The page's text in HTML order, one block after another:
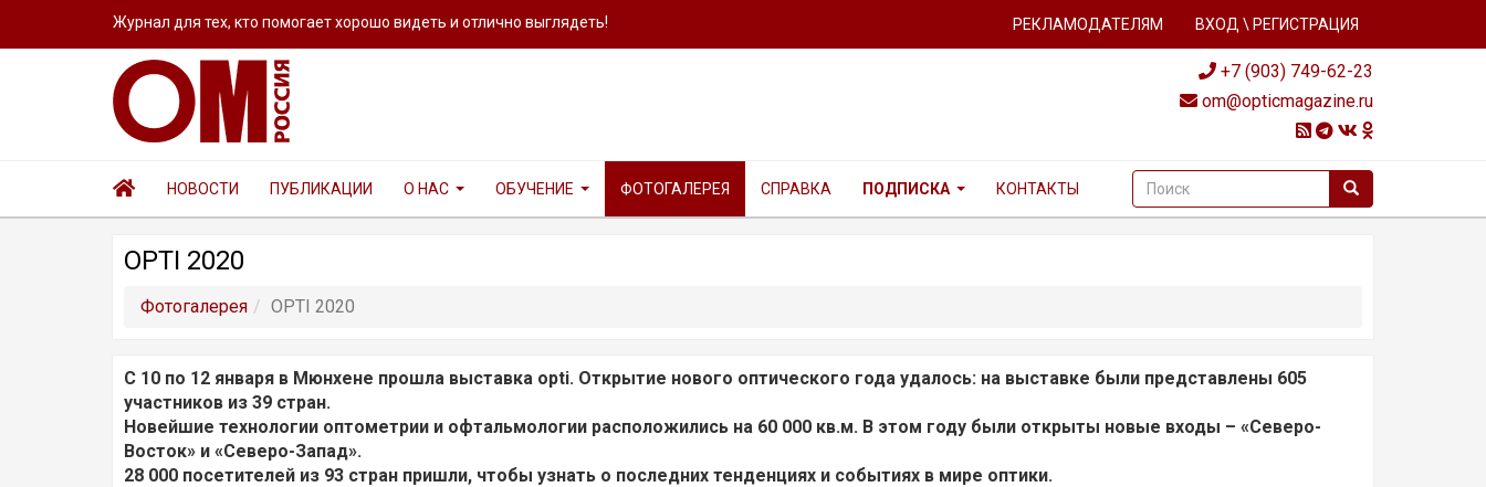
Журнал для тех, кто помогает хорошо видеть и отлично выглядеть! РЕКЛАМОДАТЕЛЯМ ВХОД \ РЕГИСТРАЦИЯ
+7 (903) 749-62-23
om@opticmagazine.ru
НОВОСТИ ПУБЛИКАЦИИ О НАС ОБУЧЕНИЕ ФОТОГАЛЕРЕЯ СПРАВКА ПОДПИСКА КОНТАКТЫ
OPTI 2020
Фотогалерея OPTI 2020
С 10 по 12 января в Мюнхене прошла выставка opti. Открытие нового оптического года удалось: на выставке были представлены 605
участников из 39 стран.
Новейшие технологии оптометрии и офтальмологии расположились на 60 000 кв.м. В этом году были открыты новые входы – «Северо-
Восток» и «Северо-Запад».
28 000 посетителей из 93 стран пришли, чтобы узнать о последних тенденциях и событиях в мире оптики.